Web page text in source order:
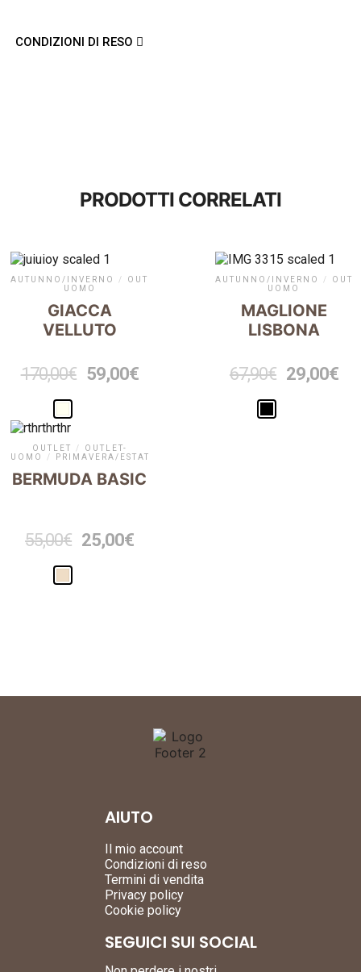
CONDIZIONI DI RESO
PRODOTTI CORRELATI
AUTUNNO/INVERNO / OUTLET
OUTLET-
UOMO
GIACCA
VELLUTO
170,00€ 59,00€
AUTUNNO/INVERNO /
UOMO
MAGLIONE
LISBONA
67,90€ 29,00€
OUTLET /
OUTLET-
UOMO
/ PRIMAVERA/ESTATE
BERMUDA BASIC
55,00€ 25,00€
SEGUICI SUI SOCIAL
AIUTO
Il mio account
Condizioni di reso
Termini di vendita
Privacy policy
Cookie policy